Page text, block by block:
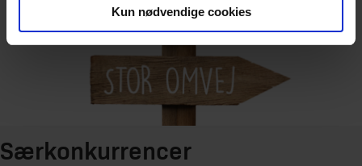
Kun nødvendige cookies
Særkonkurrencer